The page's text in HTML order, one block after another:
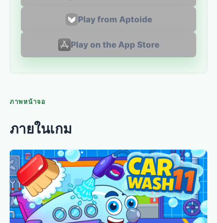
Play from Aptoide
Play on the App Store
ภาพหน้าจอ
ภายในเกม